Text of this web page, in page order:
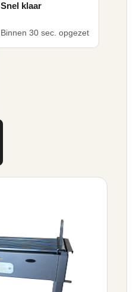
Snel klaar
Binnen 30 sec. opgezet